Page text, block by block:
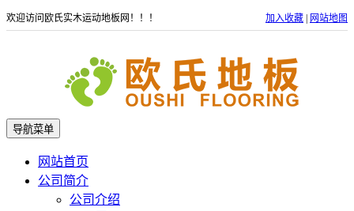
欢迎访问欧氏实木运动地板网！！！ 加入收藏 网站地图
导航菜单
网站首页
公司简介
公司介绍